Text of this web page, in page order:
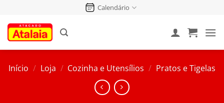
conteúdo
Calendário
Início / Loja / Cozinha e Utensílios / Pratos e Tigelas